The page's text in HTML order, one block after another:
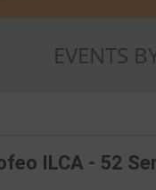
EVENTS
ILCA - 52